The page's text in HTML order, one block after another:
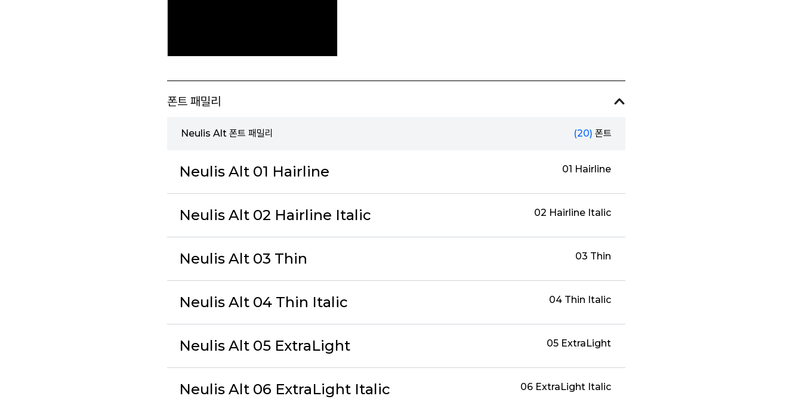
폰트 패밀리
Neulis Alt 폰트 패밀리 (20) 폰트
Neulis Alt 01 Hairline 01 Hairline
Neulis Alt 02 Hairline Italic 02 Hairline Italic
Neulis Alt 03 Thin 03 Thin
Neulis Alt 04 Thin Italic 04 Thin Italic
Neulis Alt 05 ExtraLight 05 ExtraLight
Neulis Alt 06 ExtraLight Italic 06 ExtraLight Italic